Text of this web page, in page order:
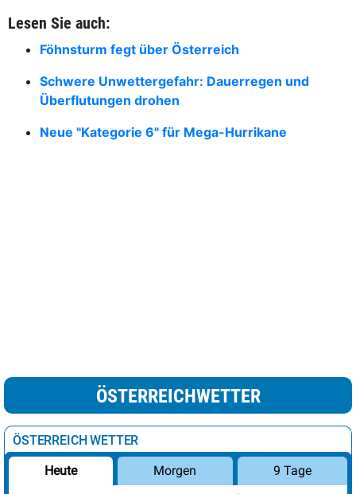
Lesen Sie auch:
Föhnsturm fegt über Österreich
Schwere Unwettergefahr: Dauerregen und
Überflutungen drohen
Neue "Kategorie 6" für Mega-Hurrikane
ÖSTERREICHWETTER
ÖSTERREICH WETTER
Heute Morgen 9 Tage